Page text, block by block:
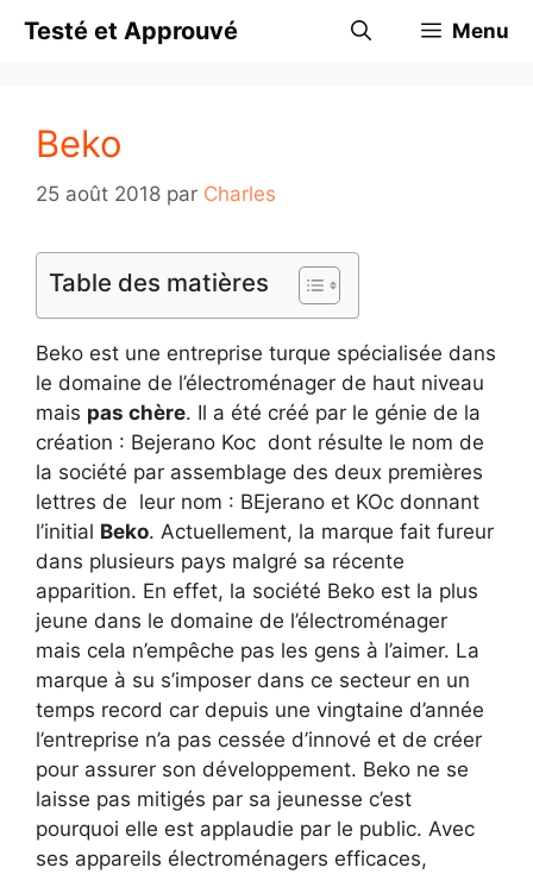
Testé et Approuvé Menu
Beko
25 août 2018 par Charles
Table des matières
Beko est une entreprise turque spécialisée dans
le domaine de l’électroménager de haut niveau
mais pas chère. Il a été créé par le génie de la
création : Bejerano Koc dont résulte le nom de
la société par assemblage des deux premières
lettres de leur nom : BEjerano et KOc donnant
l’initial Beko. Actuellement, la marque fait fureur
dans plusieurs pays malgré sa récente
apparition. En effet, la société Beko est la plus
jeune dans le domaine de l’électroménager
mais cela n’empêche pas les gens à l’aimer. La
marque à su s’imposer dans ce secteur en un
temps record car depuis une vingtaine d’année
l’entreprise n’a pas cessée d’innové et de créer
pour assurer son développement. Beko ne se
laisse pas mitigés par sa jeunesse c’est
pourquoi elle est applaudie par le public. Avec
ses appareils électroménagers efficaces,